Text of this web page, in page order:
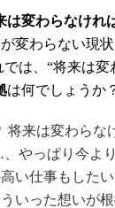
は変わらなけれ
変わらない現
は、“将来は
は何でしょうか
将来は変わらな
やっぱり今よ
い仕事もした
いった想いが